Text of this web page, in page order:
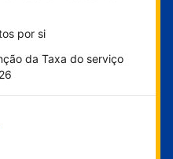
por si
da Taxa do serviço